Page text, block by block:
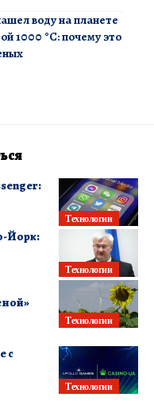
воду на планете
1000 °C: почему это
Технологии
Технологии
Йорк:
Технологии
Технологии
с